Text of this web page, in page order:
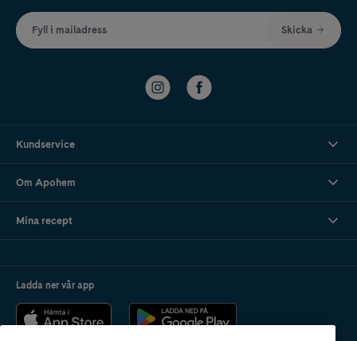
Fyll i mailadress Skicka
Kundservice
Om Apohem
Mina recept
Ladda ner vår app